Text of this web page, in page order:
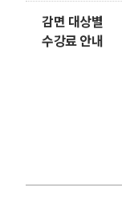
감면 대상별
수강료 안내